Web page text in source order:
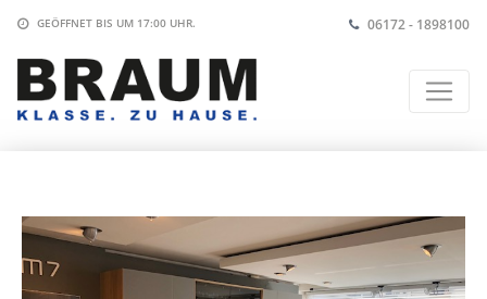
GEÖFFNET BIS UM 17:00 UHR. 06172 - 1898100